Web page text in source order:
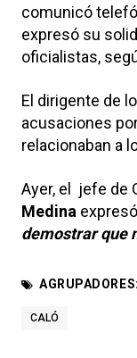
comunicó
expresó su
oficialistas,
El dirigente de
acusaciones
relacionaban a
Ayer, el jefe de
Medina
demostrar que
AGRUPADORES:
CALÓ